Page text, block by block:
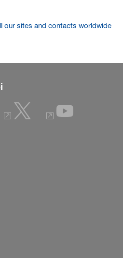
our sites and contacts worldwide